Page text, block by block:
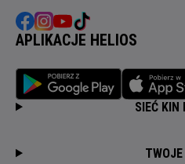
APLIKACJE HELIOS
SIEĆ KIN